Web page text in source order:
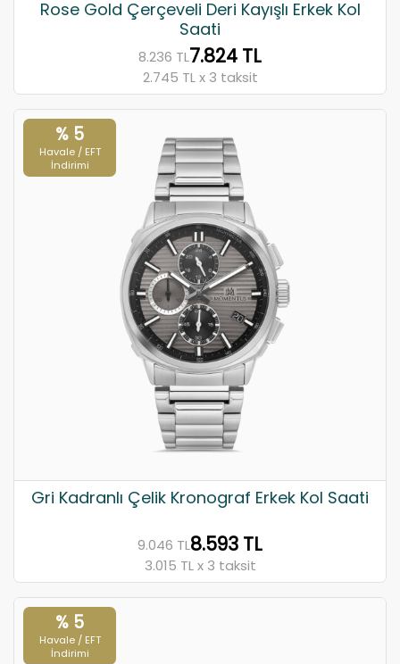
Rose Gold Çerçeveli Deri Kayışlı Erkek Kol
Saati
8.236 TL7.824 TL
2.745 TL x 3 taksit
% 5
Havale / EFT
İndirimi
Gri Kadranlı Çelik Kronograf Erkek Kol Saati
9.046 TL8.593 TL
3.015 TL x 3 taksit
% 5
Havale / EFT
İndirimi